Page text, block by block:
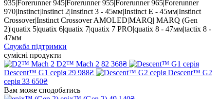
935|Forerunner 945|Forerunner 955|Forerunner 965|Forerunner
970|Instinct|Instinct 2|Instinct 3 - 45мм|Instinct E - 45мм|Instinct
Crossover|Instinct Crossover AMOLED|MARQ| MARQ (Gen
2)|quatix 5|quatix 6|quatix 7|quatix 7 PRO|quatix 8 - 47мм|tactix 8 -
47мм
Служба підтримки
сумісні продукти
D2™ Mach 2 82 368₴
Descent™ G1 серія 29 988₴
Descent™ G2
серія 33 650₴
Вам може сподобатись